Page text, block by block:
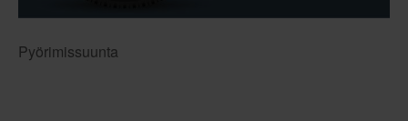
Pyörimissuunta